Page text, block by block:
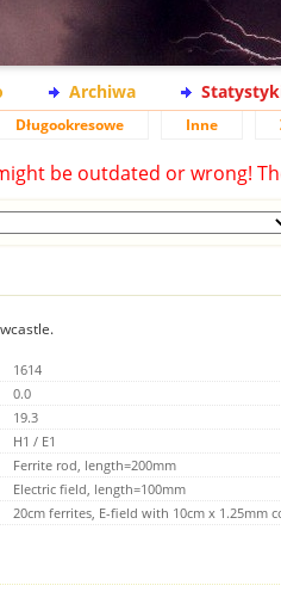
Archiwa
Długookresowe Inne
be outdated or wrong!
1614
0.0
19.3
H1 / E1
Ferrite rod, length=200mm
Electric field, length=100mm
20cm ferrites, E-field with 10cm x 1.25mm